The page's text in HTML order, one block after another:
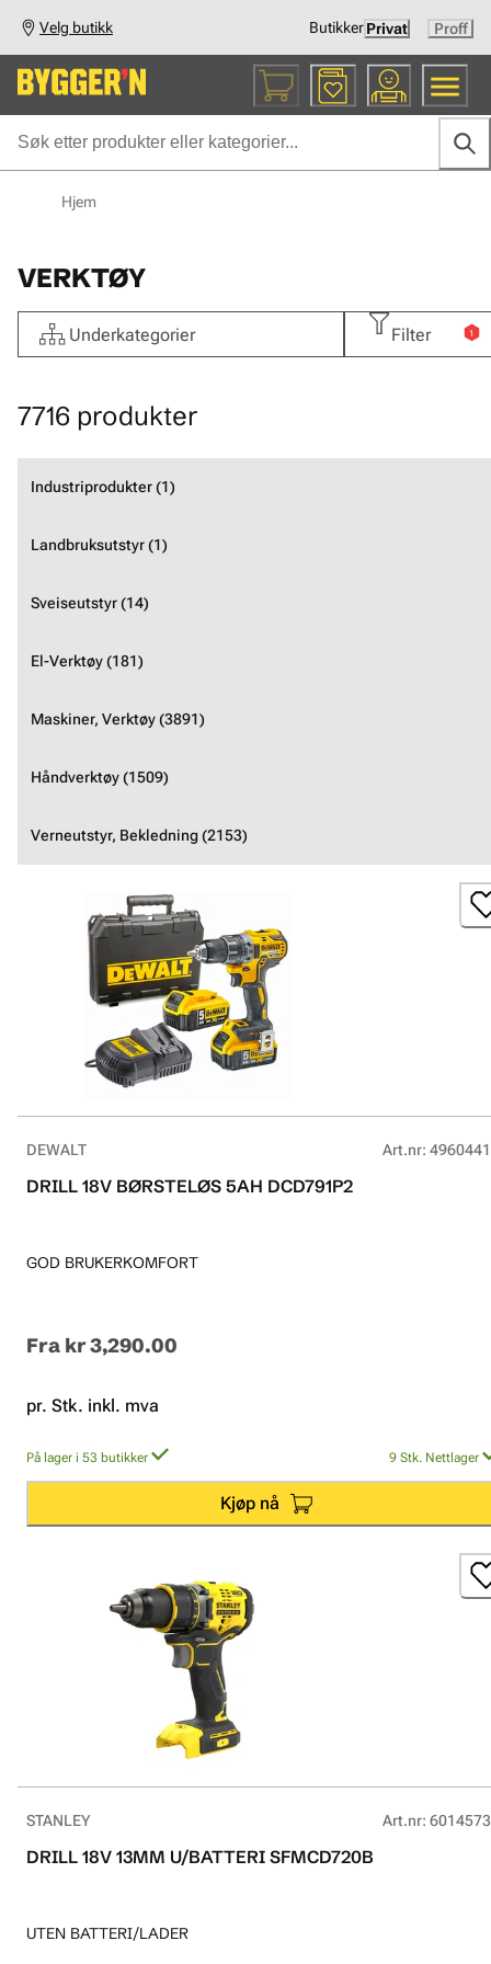
Velg butikk ButikkerPrivat Proff
Hjem
VERKTØY
Underkategorier Filter 1
7716 produkter
Industriprodukter (1)
Landbruksutstyr (1)
Sveiseutstyr (14)
El-Verktøy (181)
Maskiner, Verktøy (3891)
Håndverktøy (1509)
Verneutstyr, Bekledning (2153)
DEWALT Art.nr:
DRILL 18V BØRSTELØS 5AH DCD791P2
GOD BRUKERKOMFORT
Fra kr 3,290.00
pr. Stk. inkl. mva
På lager i 53 butikker 9 Stk. Nettlager
Kjøp nå
STANLEY Art.nr:
DRILL 18V 13MM U/BATTERI SFMCD720B
UTEN BATTERI/LADER